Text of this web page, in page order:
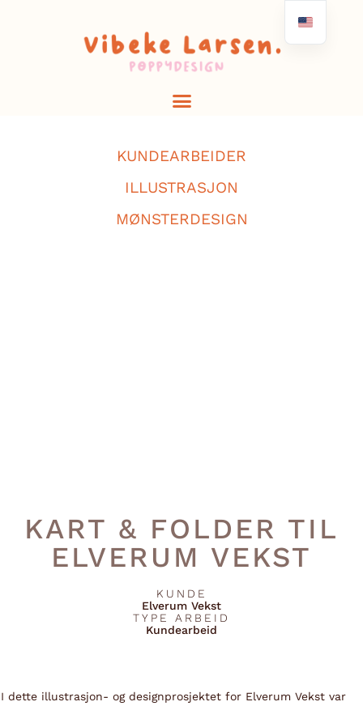
KUNDEARBEIDER
ILLUSTRASJON
MØNSTERDESIGN
KART & FOLDER TIL
ELVERUM VEKST
KUNDE
Elverum Vekst
TYPE ARBEID
Kundearbeid
I dette illustrasjon- og designprosjektet for Elverum Vekst var